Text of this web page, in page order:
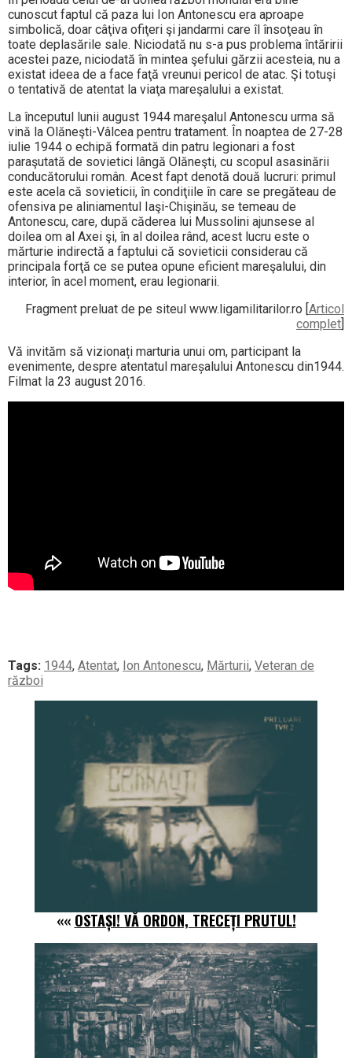
cunoscut faptul că paza lui Ion Antonescu era aproape
simbolică, doar câţiva ofiţeri şi jandarmi care îl însoţeau în
toate deplasările sale. Niciodată nu s-a pus problema întăririi
acestei paze, niciodată în mintea şefului gărzii acesteia, nu a
existat ideea de a face faţă vreunui pericol de atac. Şi totuşi
o tentativă de atentat la viaţa mareşalului a existat.
La începutul lunii august 1944 mareşalul Antonescu urma să
vină la Olăneşti-Vâlcea pentru tratament. În noaptea de 27-28
iulie 1944 o echipă formată din patru legionari a fost
paraşutată de sovietici lângă Olăneşti, cu scopul asasinării
conducătorului român. Acest fapt denotă două lucruri: primul
este acela că sovieticii, în condiţiile în care se pregăteau de
ofensiva pe aliniamentul Iaşi-Chişinău, se temeau de
Antonescu, care, după căderea lui Mussolini ajunsese al
doilea om al Axei şi, în al doilea rând, acest lucru este o
mărturie indirectă a faptului că sovieticii considerau că
principala forţă ce se putea opune eficient mareşalului, din
interior, în acel moment, erau legionarii.
Fragment preluat de pe siteul www.ligamilitarilor.ro [Articol
complet]
Vă invităm să vizionați marturia unui om, participant la
evenimente, despre atentatul mareșalului Antonescu din1944.
Filmat la 23 august 2016.
Tags: 1944, Atentat, Ion Antonescu, Mărturii, Veteran de
război
«« OSTAȘI! VĂ ORDON, TRECEȚI PRUTUL!